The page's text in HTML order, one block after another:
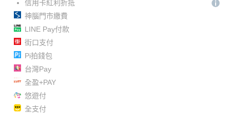
信用卡紅利折抵
神腦門市繳費
LINE Pay付款
街口支付
Pi拍錢包
台灣Pay
全盈+PAY
悠遊付
全支付